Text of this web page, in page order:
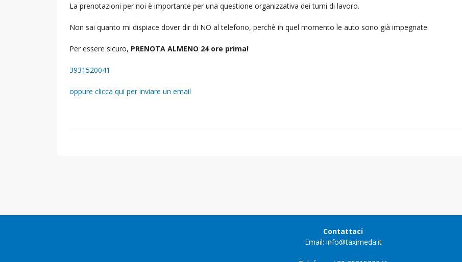
La prenotazioni per noi è importante per una questione organizzativa dei turni di lavoro.
Non sai quanto mi dispiace dover dir di NO al telefono, perchè in quel momento le auto sono già impegnate.
Per essere sicuro, PRENOTA ALMENO 24 ore prima!
3931520041
oppure clicca qui per inviare un email
Contattaci
Email: info@taximeda.it